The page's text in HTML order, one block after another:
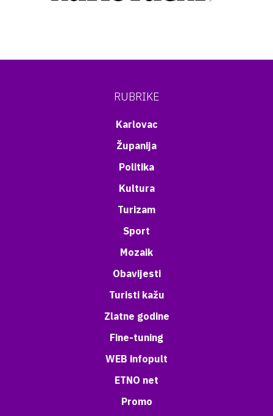
RUBRIKE
Karlovac
Županija
Politika
Kultura
Turizam
Sport
Mozaik
Obavijesti
Turisti kažu
Zlatne godine
Fine-tuning
WEB infopult
ETNO net
Promo